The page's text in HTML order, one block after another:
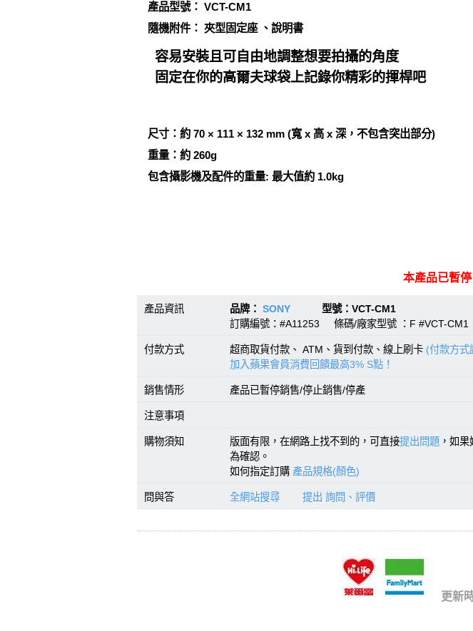
產品型號： VCT-CM1
隨機附件： 夾型固定座 、說明書
容易安裝且可自由地調整想要拍攝的角度
固定在你的高爾夫球袋上記錄你精彩的揮桿吧
尺寸：約 70 × 111 × 132 mm (寬 x 高 x 深，不包含突出部分)
重量：約 260g
包含攝影機及配件的重量: 最大值約 1.0kg
本產品已暫
產品資訊 品牌： SONY 型號：VCT-CM1
訂購編號：#A11253 條碼/廠家型號 ：F #VCT-CM1
付款方式 超商取貨付款、 ATM、貨到付款、線上刷卡 (付款方式
加入蘋果會員消費回饋最高3% S點！
銷售情形 產品已暫停銷售/停止銷售/停產
注意事項
購物須知 版面有限，在網路上找不到的，可直接提出問題 ，如
為確認。
如何指定訂購 產品規格(顏色)
問與答 全網站搜尋 提出 詢問、評價
更新